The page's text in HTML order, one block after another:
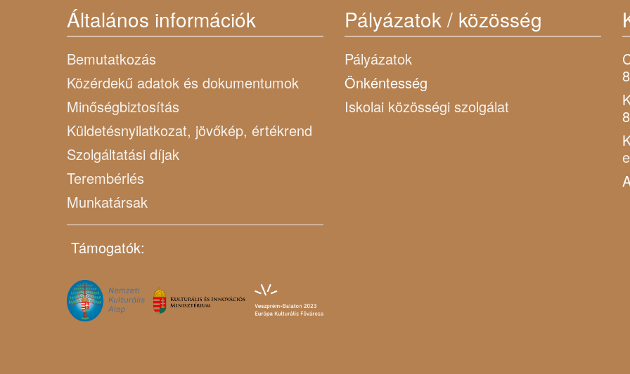
Általános információk
Bemutatkozás
Közérdekű adatok és dokumentumok
Minőségbiztosítás
Küldetésnyilatkozat, jövőkép, értékrend
Szolgáltatási díjak
Terembérlés
Munkatársak
Támogatók:
Pályázatok / közösség
Pályázatok
Önkéntesség
Iskolai közösségi szolgálat